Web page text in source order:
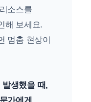
소스를
해 보세요.
멈춤 현상이
생했을 때,